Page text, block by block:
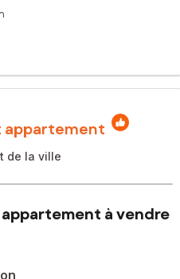
appartement
de la ville
à vendre